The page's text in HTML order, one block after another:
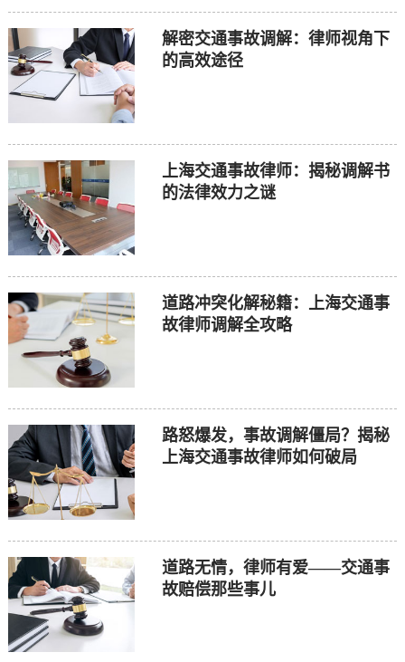
解密交通事故调解：律师视角下
的高效途径
上海交通事故律师：揭秘调解书
的法律效力之谜
道路冲突化解秘籍：上海交通事
故律师调解全攻略
路怒爆发，事故调解僵局？揭秘
上海交通事故律师如何破局
道路无情，律师有爱——交通事
故赔偿那些事儿